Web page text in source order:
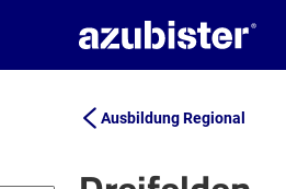
Ausbildung Regional